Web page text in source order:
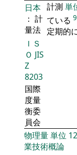
日本
： 計
量法
計測 単
ている 9
定期的
ＩＳ
Ｏ JIS
Z
8203
国際
度量
衡委
員会
物理量単位 12
業技術概論